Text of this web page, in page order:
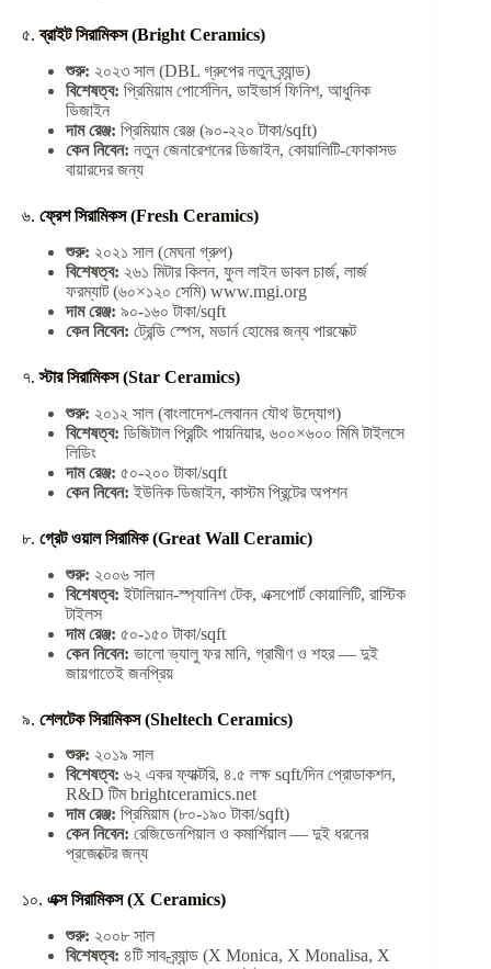
৫.ব্রাইট সিরামিকস (Bright Ceramics)
শুরু: ২০২৩ সাল (DBL গ্রুপের নতুন ব্র্যান্ড)
বিশেষত্ব: প্রিমিয়াম পোর্সেলিন, ডাইভার্স ফিনিশ, আধুনিক
ডিজাইন
দাম রেঞ্জ: প্রিমিয়াম রেঞ্জ (৯০-২২০ টাকা/sqft)
কেন নিবেন: নতুন জেনারেশনের ডিজাইন, কোয়ালিটি-ফোকাসড
বায়ারদের জন্য
৬. ফ্রেশ সিরামিকস (Fresh Ceramics)
শুরু: ২০২১ সাল (মেঘনা গ্রুপ)
বিশেষত্ব: ২৬১ মিটার কিলন, ফুল লাইন ডাবল চার্জ, লার্জ
ফরম্যাট (৬০×১২০ সেমি) www.mgi.org
দাম রেঞ্জ: ৯০-১৬০ টাকা/sqft
কেন নিবেন: ট্রেন্ডি স্পেস, মডার্ন হোমের জন্য পারফেক্ট
৭.স্টার সিরামিকস (Star Ceramics)
শুরু: ২০১২ সাল (বাংলাদেশ-লেবানন যৌথ উদ্যোগ)
বিশেষত্ব: ডিজিটাল প্রিন্টিং পায়নিয়ার, ৬০০×৬০০ মিমি টাইলসে
লিডিং
দাম রেঞ্জ: ৫০-২০০ টাকা/sqft
কেন নিবেন: ইউনিক ডিজাইন, কাস্টম প্রিন্টের অপশন
৮. গ্রেট ওয়াল সিরামিক (Great Wall Ceramic)
শুরু: ২০০৬ সাল
বিশেষত্ব: ইটালিয়ান-স্প্যানিশ টেক, এক্সপোর্ট কোয়ালিটি, রাস্টিক
টাইলস
দাম রেঞ্জ: ৫০-১৫০ টাকা/sqft
কেন নিবেন: ভালো ভ্যালু ফর মানি, গ্রামীণ ও শহর — দুই
জায়গাতেই জনপ্রিয়
৯. শেলটেক সিরামিকস (Sheltech Ceramics)
শুরু: ২০১৯ সাল
বিশেষত্ব: ৬২ একর ফ্যাক্টরি, ৪.৫ লক্ষ sqft/দিন প্রোডাকশন,
R&D টিম brightceramics.net
দাম রেঞ্জ: প্রিমিয়াম (৮০-১৯০ টাকা/sqft)
কেন নিবেন: রেজিডেনশিয়াল ও কমার্শিয়াল — দুই ধরনের
প্রজেক্টের জন্য
১০. এক্স সিরামিকস (X Ceramics)
শুরু: ২০০৮ সাল
বিশেষত্ব: ৪টি সাব-ব্র্যান্ড (X Monica, X Monalisa, X